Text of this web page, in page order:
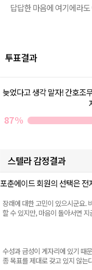
답답한 마음에 여기에라
투표결과
늦었다고 생각 말자! 간호조
87%
스텔라 감정결과
포춘에이드 회원의 선택은
장래에 대한 고민이 있으시군요.
할 수 있지만, 마음이 돌아서면
수성과 금성이 게자리에 있기 때
종 목표를 제대로 갖고 있지 않는